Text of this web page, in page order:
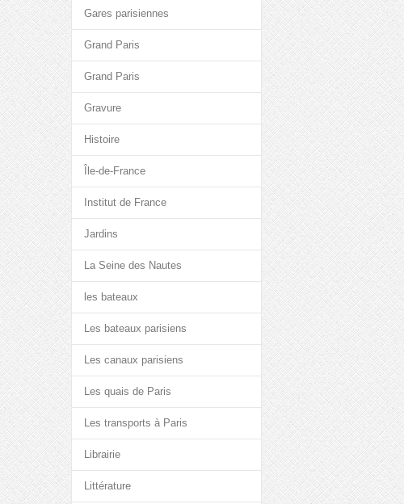
Gares parisiennes
Grand Paris
Grand Paris
Gravure
Histoire
Île-de-France
Institut de France
Jardins
La Seine des Nautes
les bateaux
Les bateaux parisiens
Les canaux parisiens
Les quais de Paris
Les transports à Paris
Librairie
Littérature